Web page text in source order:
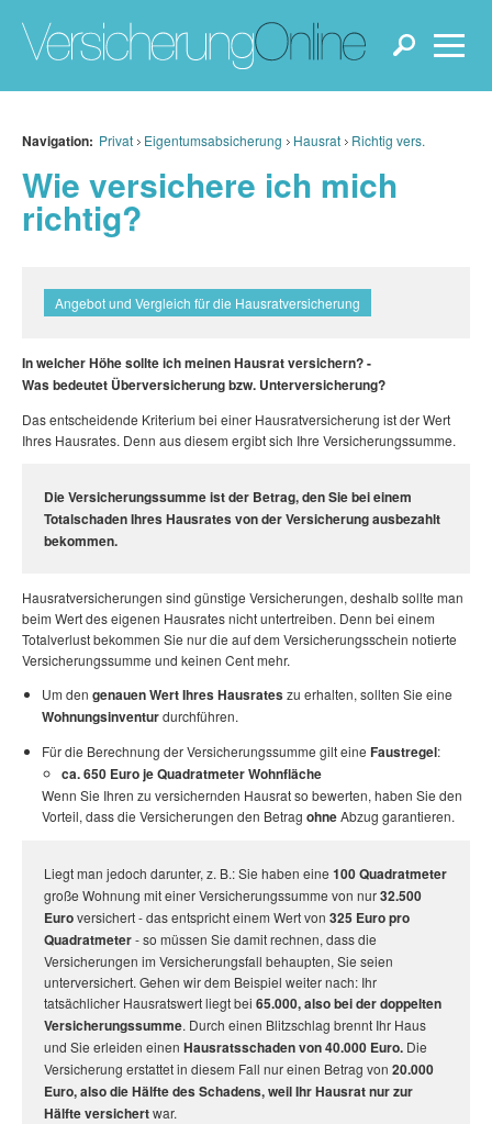
Navigation: Privat Eigentumsabsicherung Hausrat Richtig vers.
Wie versichere ich mich
richtig?
Angebot und Vergleich für die Hausratversicherung
In welcher Höhe sollte ich meinen Hausrat versichern? -
Was bedeutet Überversicherung bzw. Unterversicherung?
Das entscheidende Kriterium bei einer Hausratversicherung ist der Wert
Ihres Hausrates. Denn aus diesem ergibt sich Ihre Versicherungssumme.
Die Versicherungssumme ist der Betrag, den Sie bei einem
Totalschaden Ihres Hausrates von der Versicherung ausbezahlt
bekommen.
Hausratversicherungen sind günstige Versicherungen, deshalb sollte man
beim Wert des eigenen Hausrates nicht untertreiben. Denn bei einem
Totalverlust bekommen Sie nur die auf dem Versicherungsschein notierte
Versicherungssumme und keinen Cent mehr.
Um den genauen Wert Ihres Hausrateszu erhalten, sollten Sie eine
Wohnungsinventurdurchführen.
Für die Berechnung der Versicherungssumme gilt eine Faustregel:
ca. 650 Euro je Quadratmeter Wohnfläche
Wenn Sie Ihren zu versichernden Hausrat so bewerten, haben Sie den
Vorteil, dass die Versicherungen den Betrag ohneAbzug garantieren.
Liegt man jedoch darunter, z. B.: Sie haben eine 100 Quadratmeter
große Wohnung mit einer Versicherungssumme von nur32.500
Euroversichert - das entspricht einem Wert von 325 Euro pro
Quadratmeter- so müssen Sie damit rechnen, dass die
Versicherungen im Versicherungsfall behaupten, Sie seien
unterversichert. Gehen wir dem Beispiel weiter nach: Ihr
tatsächlicher Hausratswert liegt bei 65.000, also bei der doppelten
Versicherungssumme. Durch einen Blitzschlag brennt Ihr Haus
und Sie erleiden einen Hausratsschaden von 40.000 Euro. Die
Versicherung erstattet in diesem Fall nur einen Betrag von 20.000
Euro, also die Hälfte des Schadens, weil Ihr Hausrat nur zur
Hälfte versichertwar.